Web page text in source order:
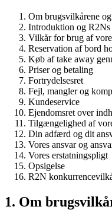
Om brugsvilkårene
Introduktion og
Vilkår for brug af
Reservation af bord
Køb af take away
Priser og betaling
Fortrydelsesret
Fejl, mangler og
Kundeservice
Ejendomsret over
Tilgængelighed af
Din adfærd og dit
Vores ansvar og
Vores erstatningspligt
Opsigelse
R2N
1. Om